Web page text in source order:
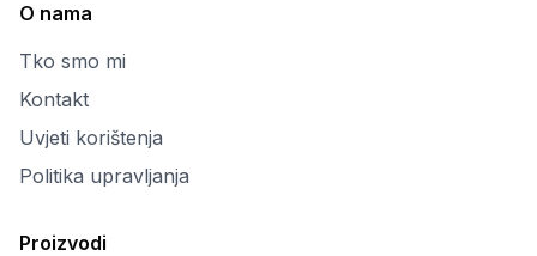
O nama
Tko smo mi
Kontakt
Uvjeti korištenja
Politika upravljanja
Proizvodi